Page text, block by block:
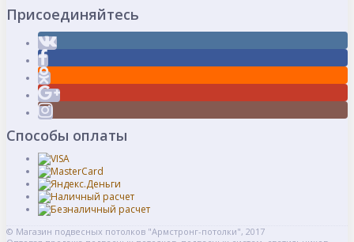
Присоединяйтесь
Способы оплаты
© Магазин подвесных потолков "Армстронг-потолки", 2017